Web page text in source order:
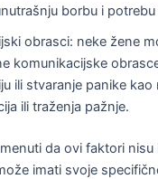
borbu i
obrasci: neke žene
komunikacijske
ili stvaranje panike kao
ili traženja pažnje.
da ovi faktori nisu
imati svoje